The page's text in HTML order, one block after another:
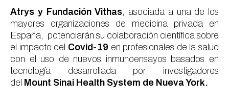
Atrys y FundaciónVithas, asociada a unade los
mayores organizaciones de medicina privada en
España, potenciarán su colaboración científica sobre
el impacto de Covid-19 en profesionales de la salud
con el uso de nuevos inmunoensayos basados en
tecnología desarrollada por investigadores
del Mount Sinai Health System de Nueva York.